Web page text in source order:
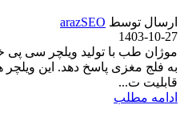
ارسال توسط arazSEO
1403-10-27
موژان طب با تولید ویلچر سی پی
به فلج مغزی پاسخ دهد. این ویلچر
قابلیت ت...
ادامه مطلب